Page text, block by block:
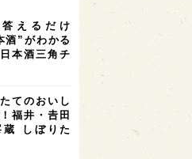
和歌山県 6
島根県 5
4
えるだけ
酒”がわかる
本酒三角チ
てのおいし
福井・𠮷田
蔵 しぼりた